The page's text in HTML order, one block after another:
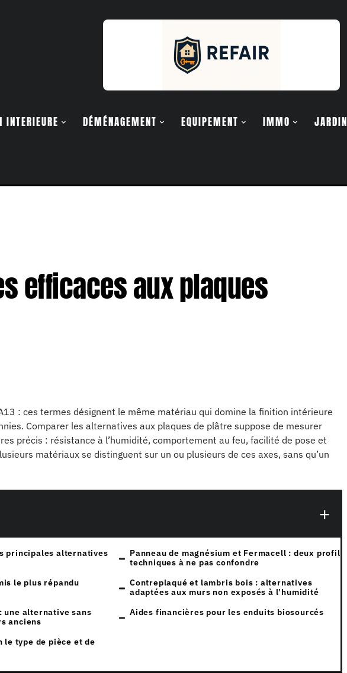
INTERIEURE DÉMÉNAGEMENT EQUIPEMENT IMMO JARDIN
efficaces aux plaques
: ces termes désignent le même matériau qui domine la finition intérieure
Comparer les alternatives aux plaques de plâtre suppose de mesurer
précis : résistance à l’humidité, comportement au feu, facilité de pose et
matériaux se distinguent sur un ou plusieurs de ces axes, sans qu’un
principales alternatives
Panneau de magnésium et Fermacell : deux profils
techniques à ne pas confondre
le plus répandu
Contreplaqué et lambris bois : alternatives
adaptées aux murs non exposés à l’humidité
une alternative sans
anciens
Aides financières pour les enduits biosourcés
le type de pièce et de